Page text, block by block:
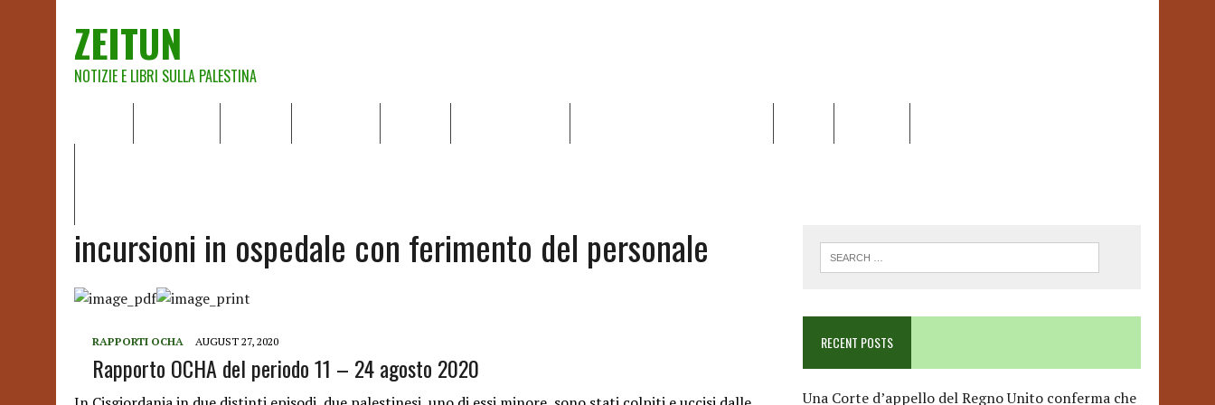
ZEITUN
NOTIZIE E LIBRI SULLA PALESTINA
incursioni in ospedale con ferimento del personale
RAPPORTI OCHA AUGUST 27, 2020
Rapporto OCHA del periodo 11 – 24 agosto 2020
RECENT POSTS
Una Corte d’appello del Regno Unito conferma che